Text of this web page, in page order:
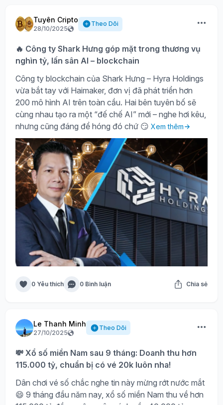
Tuyên Cripto
28/10/2025
Theo Dõi
🔥 Công ty Shark Hưng góp mặt trong thương vụ
nghìn tỷ, lấn sân AI – blockchain
Công ty blockchain của Shark Hưng – Hyra Holdings
vừa bắt tay với Haimaker, đơn vị đã phát triển hơn
200 mô hình AI trên toàn cầu. Hai bên tuyên bố sẽ
cùng nhau tạo ra một “đế chế AI” mới – nghe hơi kêu,
nhưng cũng đáng để hóng đó chứ 😏 Xem thêm
0 Yêu thích 0 Bình luận Chia sẻ
Le Thanh Minh
27/10/2025
Theo Dõi
💸 Xổ số miền Nam sau 9 tháng: Doanh thu hơn
115.000 tỷ, chuẩn bị có vé 20k luôn nha!
Dân chơi vé số chắc nghe tin này mừng rớt nước mắt
😄 9 tháng đầu năm nay, xổ số miền Nam thu về hơn